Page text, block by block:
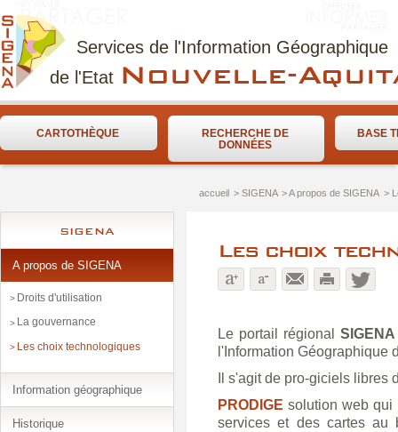
Services de l'Information Géographique
de l'Etat Nouvelle-
CARTOTHÈQUE
RECHERCHE DE
DONNÉES
BASE
accueil > SIGENA > A propos de SIGENA >
SIGENA
A propos de SIGENA
Droits d'utilisation
La gouvernance
Les choix technologiques
Information géographique
Historique
Les choix
Le portail régionalSIGENA
l'Information Géographique
Il s'agit de pro-giciels
PRODIGE solution web qui
services et des cartes au